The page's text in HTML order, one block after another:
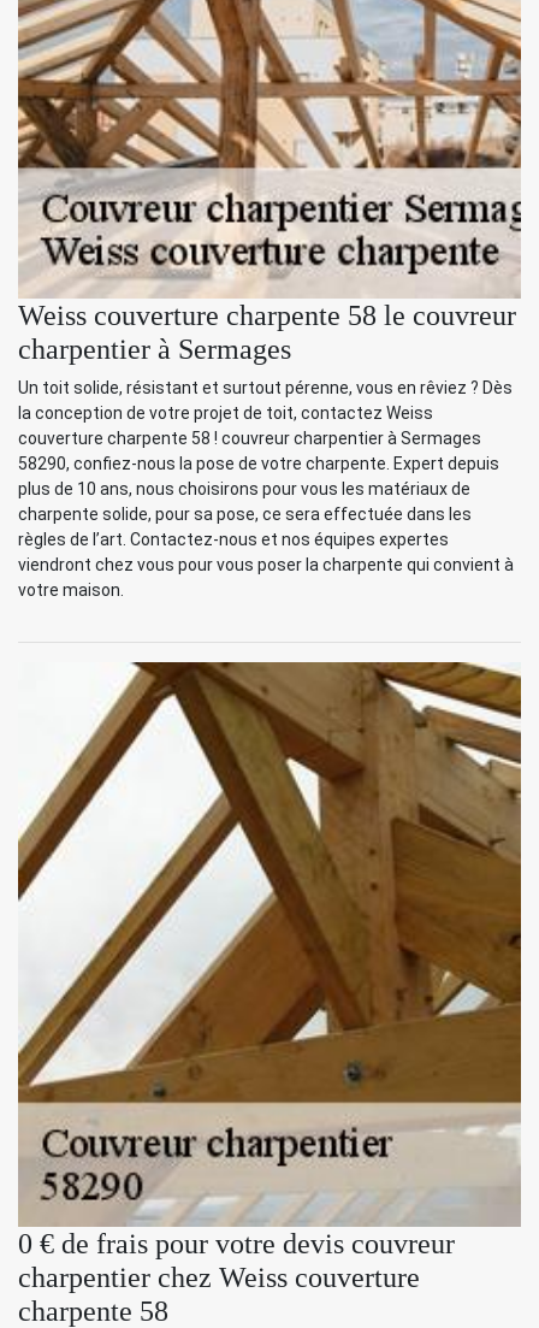
Weiss couverture charpente 58 le couvreur
charpentier à Sermages
Un toit solide, résistant et surtout pérenne, vous en rêviez ? Dès
la conception de votre projet de toit, contactez Weiss
couverture charpente 58 ! couvreur charpentier à Sermages
58290, confiez-nous la pose de votre charpente. Expert depuis
plus de 10 ans, nous choisirons pour vous les matériaux de
charpente solide, pour sa pose, ce sera effectuée dans les
règles de l’art. Contactez-nous et nos équipes expertes
viendront chez vous pour vous poser la charpente qui convient à
votre maison.
0 € de frais pour votre devis couvreur
charpentier chez Weiss couverture
charpente 58